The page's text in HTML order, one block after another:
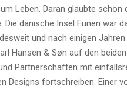
Leben. Daran glaubte schon
dänische Insel Fünen war
und nach einigen
Hansen & Søn auf den
Partnerschaften mit
Designs fortschreiben. Einer